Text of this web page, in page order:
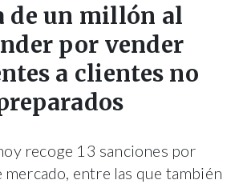
de un millón al
por vender
a clientes no
recoge 13 sanciones por
entre las que también